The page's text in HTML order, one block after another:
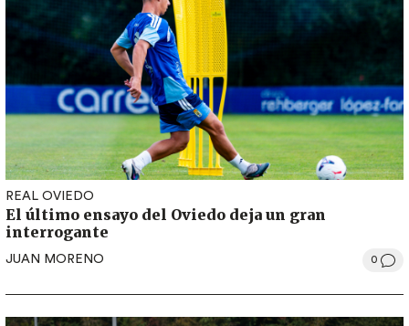
REAL OVIEDO
El último ensayo del Oviedo deja un gran
interrogante
JUAN MORENO 0